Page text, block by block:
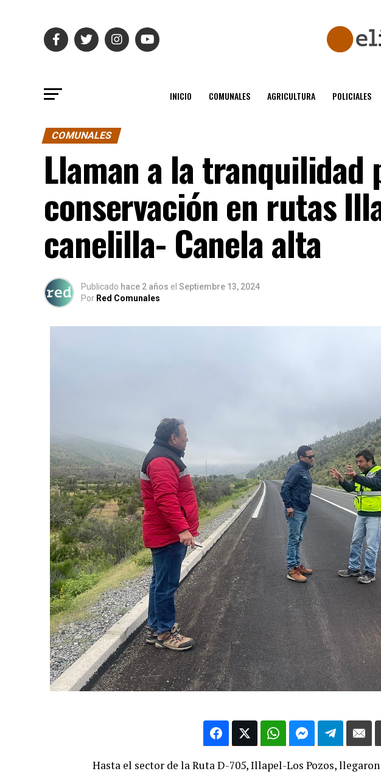
INICIO COMUNALES AGRICULTURA POLICIALES
COMUNALES
Llaman a la tranquilidad
conservación en rutas
canelilla- Canela alta
Publicado hace 2 años el Septiembre 13, 2024
Por Red Comunales
Hasta el sector de la Ruta D-705, Illapel-Los Pozos,